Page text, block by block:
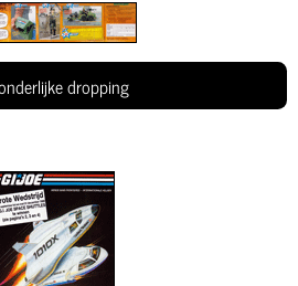
dropping